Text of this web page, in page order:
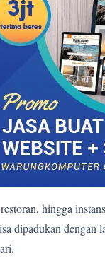
hingga
dipadukan